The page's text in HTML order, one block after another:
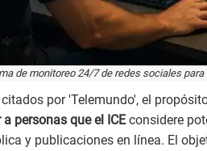
de monitoreo 24/7 de redes sociales
por 'Telemundo', el
personas que el ICEconsidere
y publicaciones en línea. El